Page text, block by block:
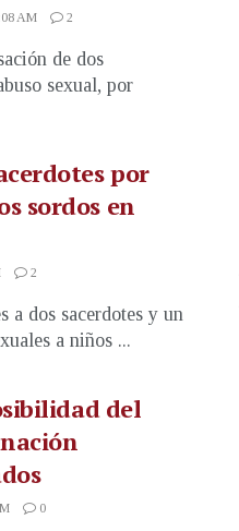
AM 2
de dos
sexual, por
por
sordos en
2
a dos sacerdotes y un
a niños ...
del
0